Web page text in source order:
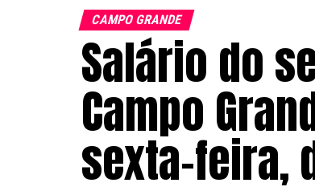
CAMPO GRANDE
Salário do
Campo
sexta-feira,